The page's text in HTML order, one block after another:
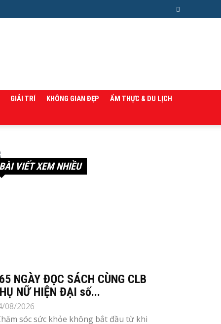
GIẢI TRÍ KHÔNG GIAN ĐẸP
ẨM THỰC & DU LỊCH
BÀI VIẾT XEM NHIỀU
NGÀY ĐỌC SÁCH CÙNG CLB
NỮ HIỆN ĐẠI số...
08/2026
sóc sức khỏe không bắt đầu từ khi